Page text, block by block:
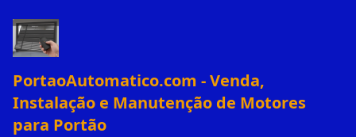
PortaoAutomatico.com - Venda,
Instalação e Manutenção de Motores
para Portão